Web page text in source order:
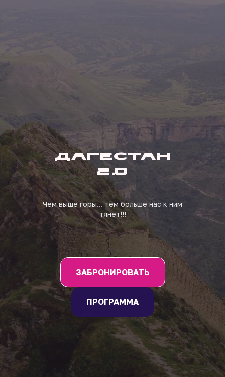
ДАГЕСТАН
2.0
Чем выше горы… тем больше нас к ним
тянет!!!
ЗАБРОНИРОВАТЬ
ПРОГРАММА